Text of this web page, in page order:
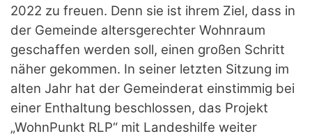
2022 zu freuen. Denn sie ist ihrem Ziel, dass in
der Gemeinde altersgerechter Wohnraum
geschaffen werden soll, einen großen Schritt
näher gekommen. In seiner letzten Sitzung im
alten Jahr hat der Gemeinderat einstimmig bei
einer Enthaltung beschlossen, das Projekt
„WohnPunkt RLP“ mit Landeshilfe weiter